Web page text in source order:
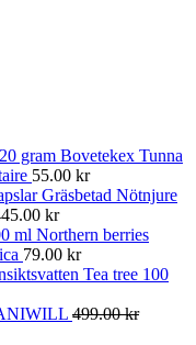
Bovetekex Tunna
55.00 kr
Gräsbetad Nötnjure
kr
Northern berries
79.00 kr
Tea tree 100
499.00kr